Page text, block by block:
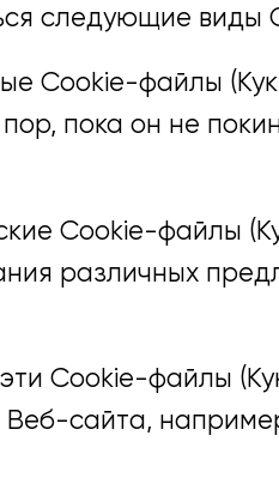
следующие виды
Cookie-файлы
пока он не
Cookie-файлы
различных
Cookie-файлы
сайта,